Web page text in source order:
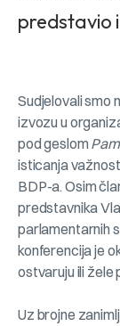
predstavio
Sudjelovali smo
izvozu u
pod geslom
isticanja
BDP-a. Osim
predstavnika
parlamentarnih
konferencija je
ostvaruju ili žele
Uz brojne